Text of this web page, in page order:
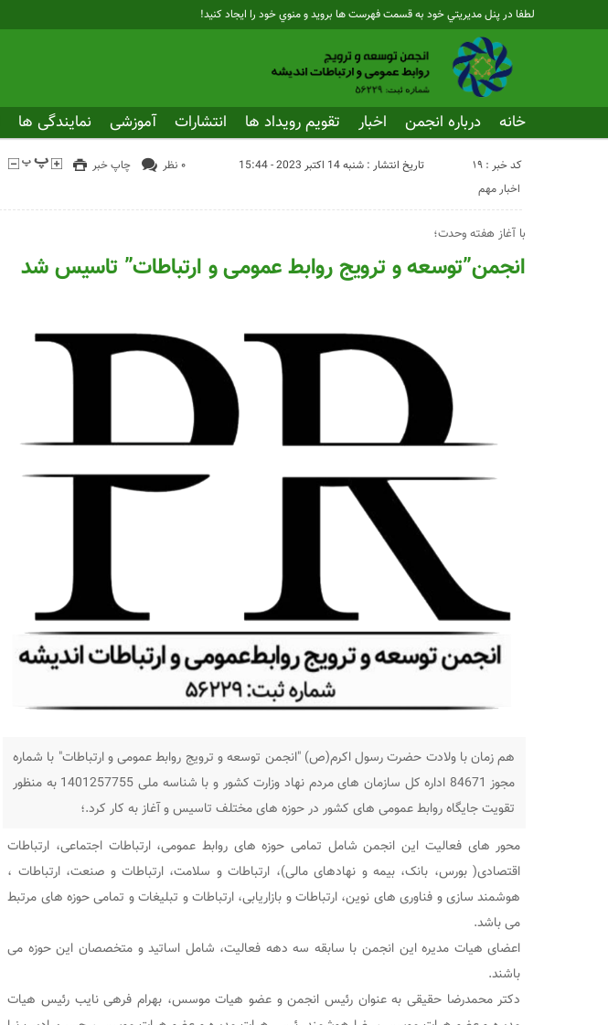
لطفا در پنل مديريتي خود به قسمت فهرست ها برويد و منوي خود را ايجاد كنيد!
خانه درباره انجمن اخبار تقویم رویداد ها انتشارات آموزشی نمایندگی ها
کد خبر : 19 تاریخ انتشار : شنبه 14 اکتبر 2023 - 15:44 چاپ خبر
۰ نظر
اخبار مهم
با آغاز هفته وحدت؛
انجمن”توسعه و ترویج روابط عمومی و ارتباطات” تاسیس شد
هم زمان با ولادت حضرت رسول اکرم(ص) "انجمن توسعه و ترویج روابط عمومی و ارتباطات" با شماره
مجوز 84671 اداره کل سازمان های مردم نهاد وزارت کشور و با شناسه ملی 1401257755 به منظور
تقویت جایگاه روابط عمومی های کشور در حوزه های مختلف تاسیس و آغاز به کار کرد.؛
محور های فعالیت این انجمن شامل تمامی حوزه های روابط عمومی، ارتباطات اجتماعی، ارتباطات
اقتصادی( بورس، بانک، بیمه و نهادهای مالی)، ارتباطات و سلامت، ارتباطات و صنعت، ارتباطات ،
هوشمند سازی و فناوری های نوین، ارتباطات و بازاریابی، ارتباطات و تبلیغات و تمامی حوزه های مرتبط
می باشد.
اعضای هیات مدیره این انجمن با سابقه سه دهه فعالیت، شامل اساتید و متخصصان این حوزه می
باشند.
دکتر محمدرضا حقیقی به عنوان رئیس انجمن و عضو هیات موسس، بهرام فرهی نایب رئیس هیات